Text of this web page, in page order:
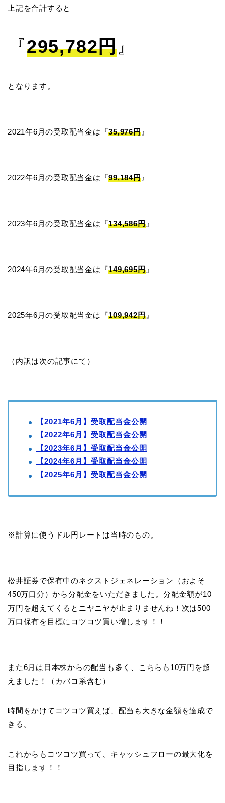
上記を合計すると
『295,782円 』
となります。
2021年6月の受取配当金は『35,976円』
2022年6月の受取配当金は『99,184円』
2023年6月の受取配当金は『134,586円』
2024年6月の受取配当金は『149,695円』
2025年6月の受取配当金は『109,942円』
（内訳は次の記事にて）
【2021年6月】受取配当金公開
【2022年6月】受取配当金公開
【2023年6月】受取配当金公開
【2024年6月】受取配当金公開
【2025年6月】受取配当金公開
※計算に使うドル円レートは当時のもの。
松井証券で保有中のネクストジェネレーション（およそ
450万口分）から分配金をいただきました。分配金額が10
万円を超えてくるとニヤニヤが止まりませんね！次は500
万口保有を目標にコツコツ買い増します！！
また6月は日本株からの配当も多く、こちらも10万円を超
えました！（カバコ系含む）
時間をかけてコツコツ買えば、配当も大きな金額を達成で
きる。
これからもコツコツ買って、キャッシュフローの最大化を
目指します！！